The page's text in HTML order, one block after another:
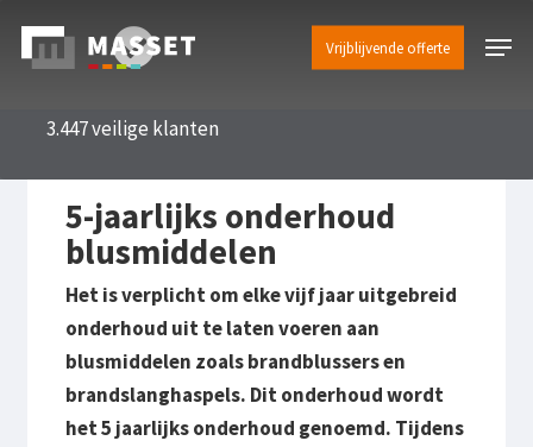
content
Vrijblijvende offerte Menu
3.447 veilige klanten
5-jaarlijks onderhoud
blusmiddelen
Het is verplicht om elke vijf jaar uitgebreid
onderhoud uit te laten voeren aan
blusmiddelen zoals brandblussers en
brandslanghaspels. Dit onderhoud wordt
het 5 jaarlijks onderhoud genoemd. Tijdens